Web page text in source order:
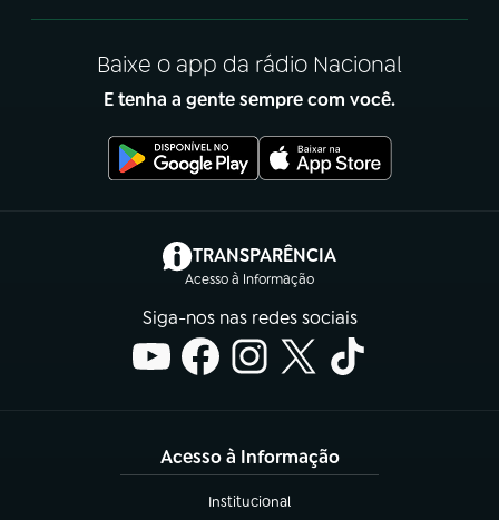
Baixe o app da rádio Nacional
E tenha a gente sempre com você.
TRANSPARÊNCIA
Acesso à Informação
(abre em nova aba)
Siga-nos nas redes sociais
Acesso à Informação
Institucional
(abre em nova aba)